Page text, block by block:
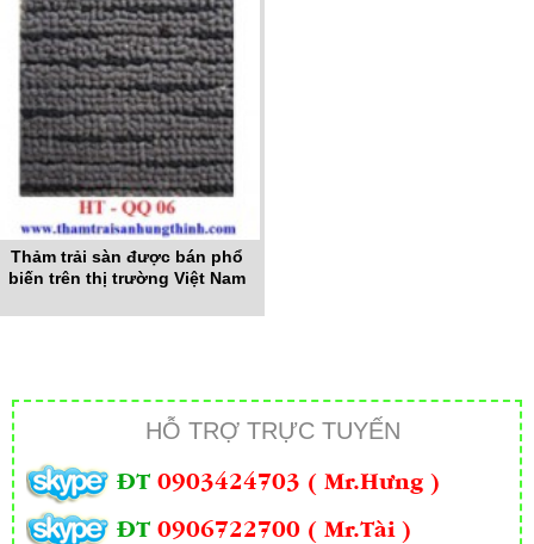
Thảm trải sàn được bán phổ
biến trên thị trường Việt Nam
HỖ TRỢ TRỰC TUYẾN
ĐT 0903424703 ( Mr.Hưng )
ĐT 0906722700 ( Mr.Tài )